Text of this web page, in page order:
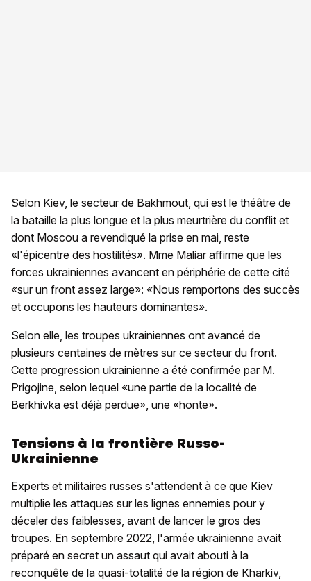
Selon Kiev, le secteur de Bakhmout, qui est le théâtre de
la bataille la plus longue et la plus meurtrière du conflit et
dont Moscou a revendiqué la prise en mai, reste
«l'épicentre des hostilités». Mme Maliar affirme que les
forces ukrainiennes avancent en périphérie de cette cité
«sur un front assez large»: «Nous remportons des succès
et occupons les hauteurs dominantes».
Selon elle, les troupes ukrainiennes ont avancé de
plusieurs centaines de mètres sur ce secteur du front.
Cette progression ukrainienne a été confirmée par M.
Prigojine, selon lequel «une partie de la localité de
Berkhivka est déjà perdue», une «honte».
Tensions à la frontière Russo-
Ukrainienne
Experts et militaires russes s'attendent à ce que Kiev
multiplie les attaques sur les lignes ennemies pour y
déceler des faiblesses, avant de lancer le gros des
troupes. En septembre 2022, l'armée ukrainienne avait
préparé en secret un assaut qui avait abouti à la
reconquête de la quasi-totalité de la région de Kharkiv,